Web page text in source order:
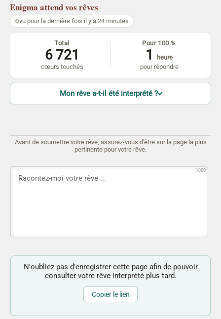
Enigma attend vos rêves
vu pour la dernière fois il y a 24 minutes
Total
6 721
cœurs touchés
Pour 100 %
1
heure
pour répondre
Mon rêve a-t-il été interprété ?
Avant de soumettre votre rêve, assurez-vous d'être sur la page la plus
pertinente pour votre rêve.
1000
N'oubliez pas d'enregistrer cette page afin de pouvoir
consulter votre rêve interprété plus tard.
Copier le lien